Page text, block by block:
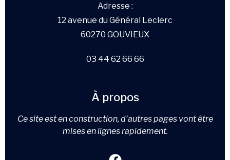
Adresse :
12 avenue du Général Leclerc
60270 GOUVIEUX
03 44 62 66 66
À propos
Ce site est en construction, d’autres pages vont être
mises en lignes rapidement.